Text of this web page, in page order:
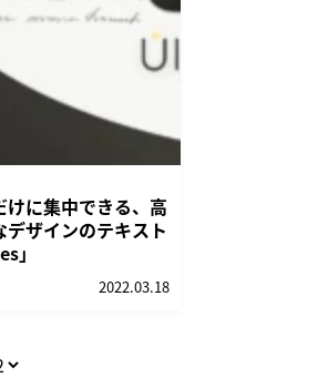
に集中できる、高
ザインのテキスト
」
2022.03.18